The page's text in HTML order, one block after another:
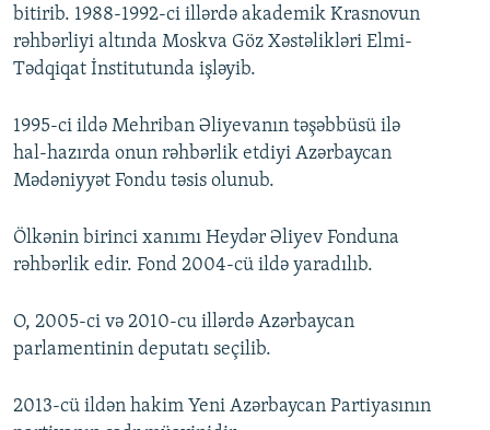
bitirib. 1988-1992-ci illərdə akademik Krasnovun
rəhbərliyi altında Moskva Göz Xəstəlikləri Elmi-
Tədqiqat İnstitutunda işləyib.
1995-ci ildə Mehriban Əliyevanın təşəbbüsü ilə
hal-hazırda onun rəhbərlik etdiyi Azərbaycan
Mədəniyyət Fondu təsis olunub.
Ölkənin birinci xanımı Heydər Əliyev Fonduna
rəhbərlik edir. Fond 2004-cü ildə yaradılıb.
O, 2005-ci və 2010-cu illərdə Azərbaycan
parlamentinin deputatı seçilib.
2013-cü ildən hakim Yeni Azərbaycan Partiyasının